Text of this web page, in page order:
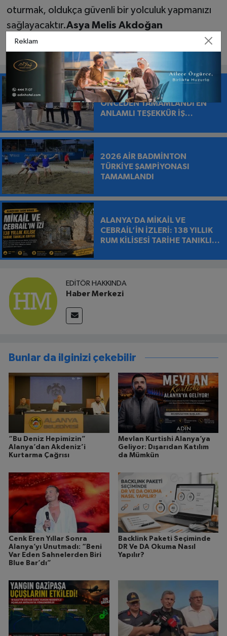
oturmak, oldukça güvenli bir yolculuk yapmanızı
sağlayacaktır.Asya Melis Akdoğan
KESTEL'DE ASFALT 9 GÜN
ÖNCEDEN TAMAMLANDI EN
ANLAMLI TEŞEKKÜR İŞ
BIRAKILDI
2026 AİR BADMİNTON
TÜRKİYE ŞAMPİYONASI
TAMAMLANDI
ALANYA’DA MİKAİL VE
CEBRAİL’İN İZLERİ: 138 YILLIK
RUM KİLİSESİ TARİHE TANIKLIK
EDITÖR HAKKINDA
Haber Merkezi
Bunlar da ilginizi çekebilir
“Bu Deniz Hepimizin”
Alanya’dan Akdeniz’i
Kurtarma Çağrısı
Mevlan Kurtishi Alanya’ya
Geliyor: Dışarıdan Katılım
da Mümkün
Cenk Eren Yıllar Sonra
Alanya’yı Unutmadı: “Beni
Var Eden Sahnelerden Biri
Blue Bar’dı”
Backlink Paketi Seçiminde
DR Ve DA Okuma Nasıl
Yapılır?
Reklam